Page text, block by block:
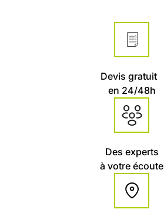
Devis gratuit
en 24/48h
Des experts
à votre écoute